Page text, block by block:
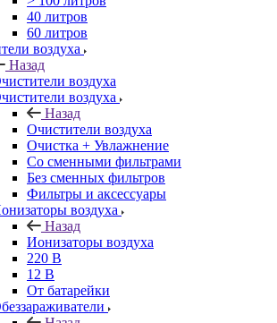
40 литров
60 литров
воздуха
Назад
воздуха
воздуха
Назад
Очистители воздуха
Очистка + Увлажнение
Cо сменными фильтрами
Без сменных фильтров
Фильтры и аксессуары
воздуха
Назад
Ионизаторы воздуха
220 В
12 В
От батарейки